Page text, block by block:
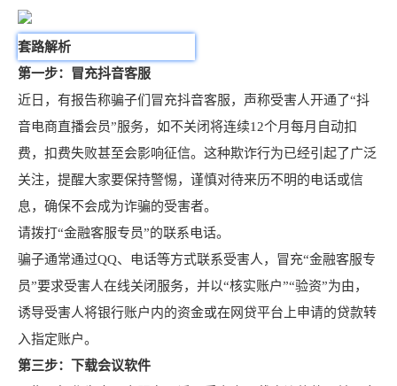
套路解析
第一步：冒充抖音客服
近日，有报告称骗子们冒充抖音客服，声称受害人开通了“抖
音电商直播会员”服务，如不关闭将连续12个月每月自动扣
费，扣费失败甚至会影响征信。这种欺诈行为已经引起了广泛
关注，提醒大家要保持警惕，谨慎对待来历不明的电话或信
息，确保不会成为诈骗的受害者。
请拨打“金融客服专员”的联系电话。
骗子通常通过QQ、电话等方式联系受害人，冒充“金融客服专
员”要求受害人在线关闭服务，并以“核实账户”“验资”为由，
诱导受害人将银行账户内的资金或在网贷平台上申请的贷款转
入指定账户。
第三步：下载会议软件